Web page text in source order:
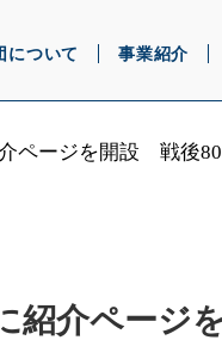
について 事業紹介
ページを開設 戦後
紹介ページ